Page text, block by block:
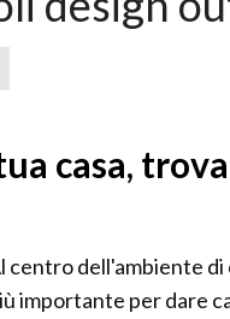
casa,
centro dell'ambiente di
importante per dare